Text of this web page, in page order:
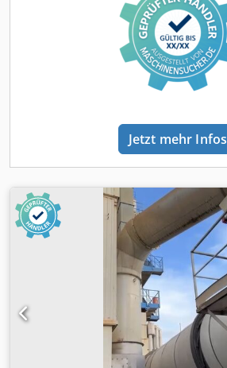
Jetzt mehr Infos